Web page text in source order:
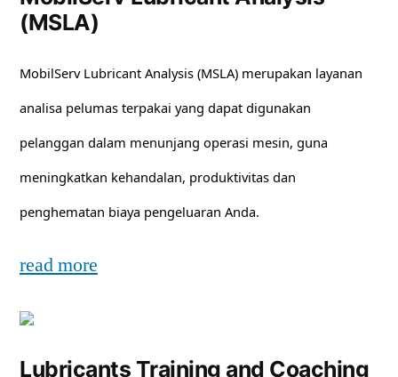
(MSLA)
MobilServ Lubricant Analysis (MSLA) merupakan layanan
analisa pelumas terpakai yang dapat digunakan
pelanggan dalam menunjang operasi mesin, guna
meningkatkan kehandalan, produktivitas dan
penghematan biaya pengeluaran Anda.
read more
Lubricants Training and Coaching